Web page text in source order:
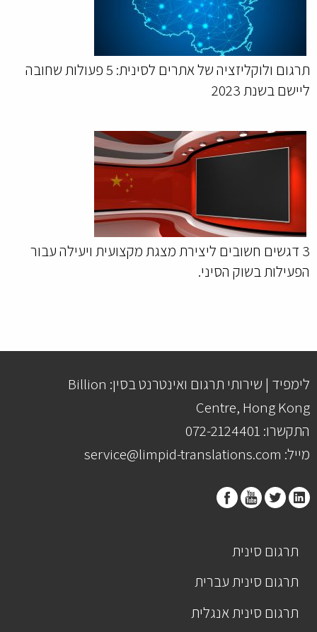
תרגום ולוקליזציה של אתרים לסינית: 5 פעולות שחובה
ליישם בשנת 2023
3 דגשים חשובים ליצירת מצגת מקצועית ויעילה עבור
הפעילות בשוק הסיני.
לימפיד | שירותי תרגום ואינטרנט בסין: Billion
Centre, Hong Kong
התקשרו: 072-2124401
מייל: service@limpid-translations.com
תרגום סינית
תרגום סינית עברית
תרגום סינית אנגלית